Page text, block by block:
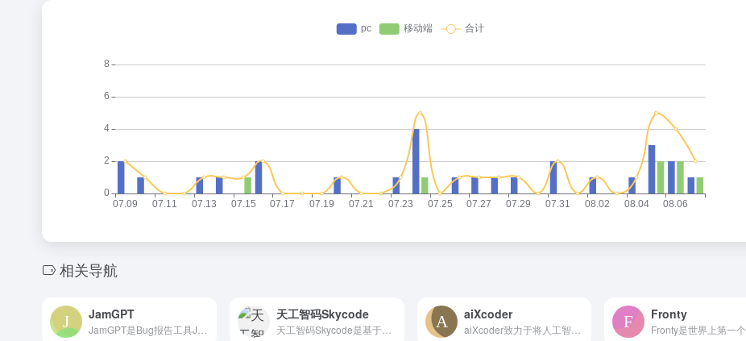
相关导航
JamGPT 天工智码Skycode
天工智码Skycode是基于昆仑万维与奇点智源研发 昆仑天工...
aiXcoder
aiXcoder致力于将人工智能技术应用于软件开发领域，帮助...
Fronty